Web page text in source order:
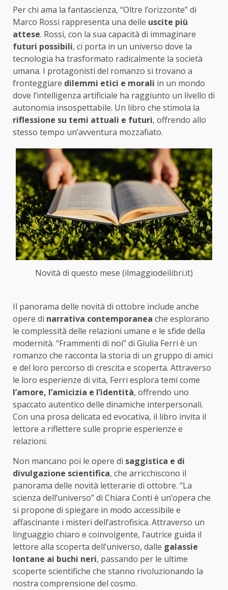
Per chi ama la fantascienza, “Oltre l’orizzonte” di
Marco Rossi rappresenta una delle uscite più
attese. Rossi, con la sua capacità di immaginare
futuri possibili, ci porta in un universo dove la
tecnologia ha trasformato radicalmente la società
umana. I protagonisti del romanzo si trovano a
fronteggiare dilemmi etici e morali in un mondo
dove l’intelligenza artificiale ha raggiunto un livello di
autonomia insospettabile. Un libro che stimola la
riflessione su temi attuali e futuri, offrendo allo
stesso tempo un’avventura mozzafiato.
Novità di questo mese (ilmaggiodeilibri.it)
Il panorama delle novità di ottobre include anche
opere di narrativa contemporanea che esplorano
le complessità delle relazioni umane e le sfide della
modernità. “Frammenti di noi” di Giulia Ferri è un
romanzo che racconta la storia di un gruppo di amici
e del loro percorso di crescita e scoperta. Attraverso
le loro esperienze di vita, Ferri esplora temi come
l’amore, l’amicizia e l’identità, offrendo uno
spaccato autentico delle dinamiche interpersonali.
Con una prosa delicata ed evocativa, il libro invita il
lettore a riflettere sulle proprie esperienze e
relazioni.
Non mancano poi le opere di saggistica e di
divulgazione scientifica, che arricchiscono il
panorama delle novità letterarie di ottobre. “La
scienza dell’universo” di Chiara Conti è un’opera che
si propone di spiegare in modo accessibile e
affascinante i misteri dell’astrofisica. Attraverso un
linguaggio chiaro e coinvolgente, l’autrice guida il
lettore alla scoperta dell’universo, dalle galassie
lontane ai buchi neri, passando per le ultime
scoperte scientifiche che stanno rivoluzionando la
nostra comprensione del cosmo.